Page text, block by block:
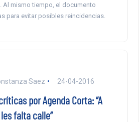
Al mismo tiempo, el documento
para evitar posibles reincidencias.
Saez 24-04-2016
por Agenda Corta: “A
falta calle”